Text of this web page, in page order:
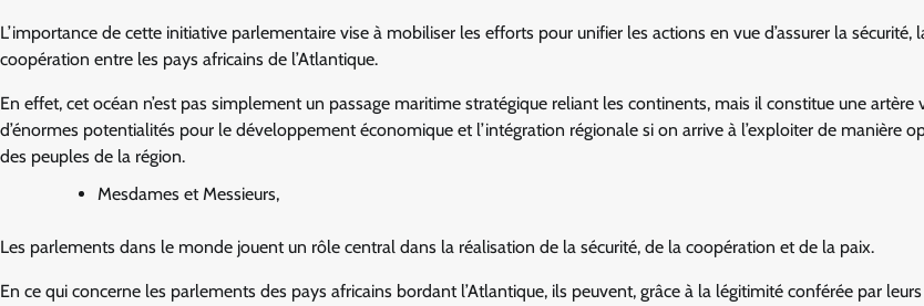
L’importance de cette initiative parlementaire vise à mobiliser les efforts pour unifier les actions en vue d’assurer la sécurité,
coopération entre les pays africains de l’Atlantique.
En effet, cet océan n’est pas simplement un passage maritime stratégique reliant les continents, mais il constitue une artère
d’énormes potentialités pour le développement économique et l’intégration régionale si on arrive à l’exploiter de manière
des peuples de la région.
Mesdames et Messieurs,
Les parlements dans le monde jouent un rôle central dans la réalisation de la sécurité, de la coopération et de la paix.
En ce qui concerne les parlements des pays africains bordant l’Atlantique, ils peuvent, grâce à la légitimité conférée par